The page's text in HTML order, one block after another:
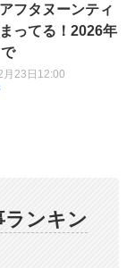
フタヌーンティ
ってる！2026年
23日 12:00
ランキン